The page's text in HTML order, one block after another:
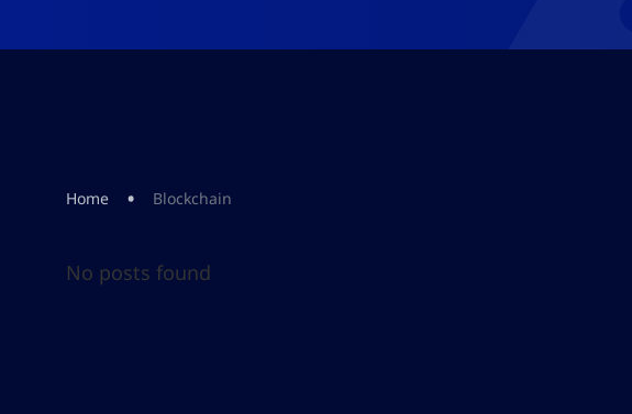
Home • Blockchain
No posts found